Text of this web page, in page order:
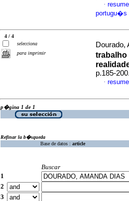
·
portugu�s
4 / 4
selecciona
para imprimir
Dourado,
trabalho
p.185-
·
p�gina 1 de 1
Refinar la b�squeda
Base de datos : article
Buscar
1
2
3